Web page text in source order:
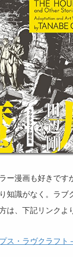
ー漫画も好きです
知識がなく。ラブ
は、下記リンクよ
ス・ラヴクラフト